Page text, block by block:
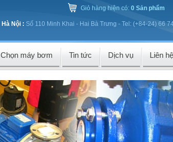
Giỏ hàng hiện có: 0 Sản phẩm
Hà Nội : Số 110 Minh Khai - Hai Bà Trưng - Tel: (+84-24) 66
Chọn máy bơm Tin tức Dịch vụ Liên hệ